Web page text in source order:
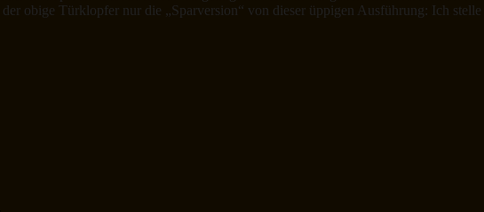
obige Türklopfer nur die „Sparversion“ von dieser üppigen Ausführung: Ich